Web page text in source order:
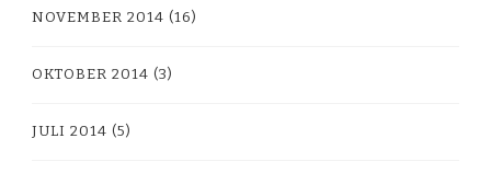
NOVEMBER 2014 (16)
OKTOBER 2014 (3)
JULI 2014 (5)